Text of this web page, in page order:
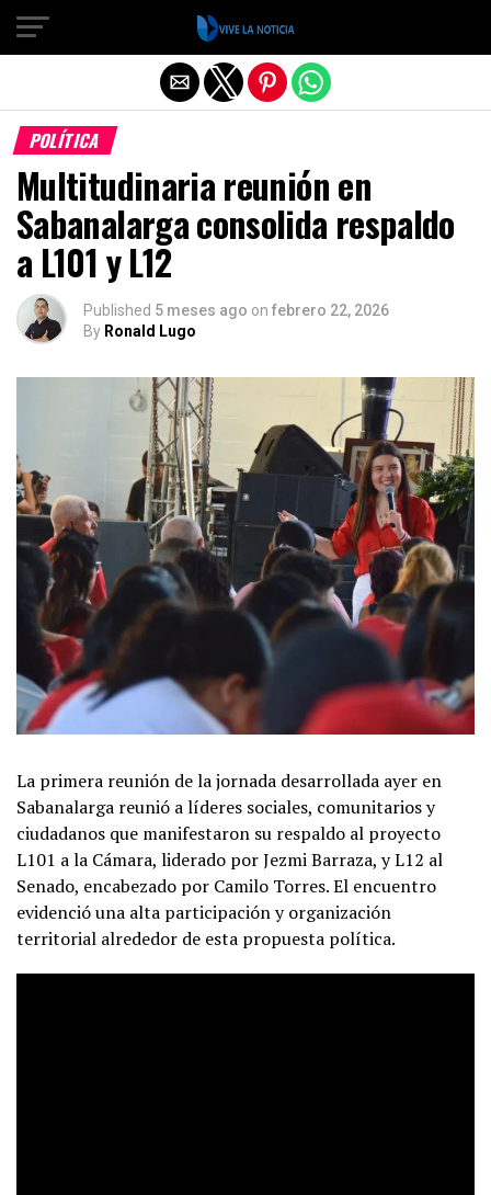
POLÍTICA
Multitudinaria reunión en
Sabanalarga consolida respaldo
a L101 y L12
Published 5 meses ago on febrero 22, 2026
By Ronald Lugo
La primera reunión de la jornada desarrollada ayer en
Sabanalarga reunió a líderes sociales, comunitarios y
ciudadanos que manifestaron su respaldo al proyecto
L101 a la Cámara, liderado por Jezmi Barraza, y L12 al
Senado, encabezado por Camilo Torres. El encuentro
evidenció una alta participación y organización
territorial alrededor de esta propuesta política.
Salir de la versión móvil